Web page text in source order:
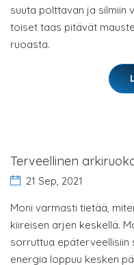
suuta polttavan ja silmiin
toiset taas pitävät
ruoasta.
Terveellinen
21 Sep, 2021
Moni varmasti tietää,
kiireisen arjen keskellä.
sorruttua epäterveellisiin
energia loppuu kesken